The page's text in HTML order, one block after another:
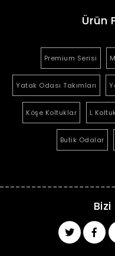
Ürün
Premium Serisi
Yatak Odası Takımları
Köşe Koltuklar L
Butik Odalar